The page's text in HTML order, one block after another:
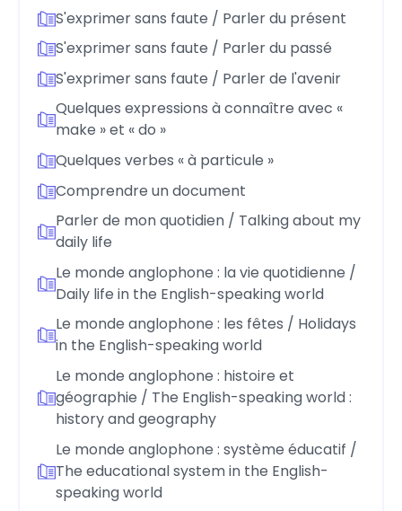
S'exprimer sans faute / Parler du présent
S'exprimer sans faute / Parler du passé
S'exprimer sans faute / Parler de l'avenir
Quelques expressions à connaître avec «
make » et « do »
Quelques verbes « à particule »
Comprendre un document
Parler de mon quotidien / Talking about my
daily life
Le monde anglophone : la vie quotidienne /
Daily life in the English-speaking world
Le monde anglophone : les fêtes / Holidays
in the English-speaking world
Le monde anglophone : histoire et
géographie / The English-speaking world :
history and geography
Le monde anglophone : système éducatif /
The educational system in the English-
speaking world